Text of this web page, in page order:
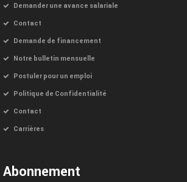
Demander une avance salariale
Contact
Demande de financement
Notre bulletin mensuelle
Postuler pour un emploi
Politique de Confidentialité
Contact
Carrières
Abonnement